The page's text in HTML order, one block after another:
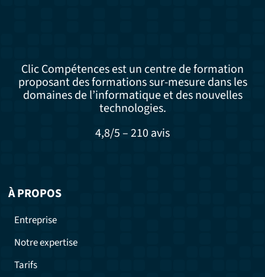
Clic Compétences est un centre de formation
proposant des formations sur-mesure dans les
domaines de l’informatique et des nouvelles
technologies.
4,8/5 – 210 avis
À PROPOS
Entreprise
Notre expertise
Tarifs